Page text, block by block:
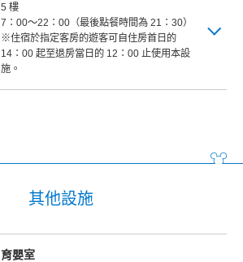
5 樓
7：00～22：00（最後點餐時間為 21：30）
※住宿於指定客房的遊客可自住房首日的
14：00 起至退房當日的 12：00 止使用本設
施。
其他設施
育嬰室